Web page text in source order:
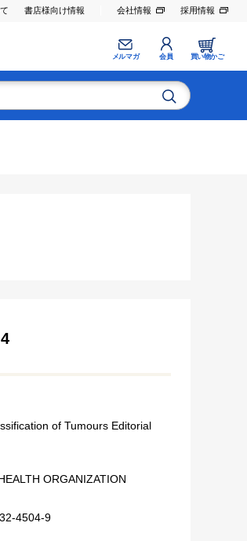
書店様向け情報 会社情報 採用情報
メルマガ 会員 買い物かご
of Tumours Editorial
ORGANIZATION
4504-9